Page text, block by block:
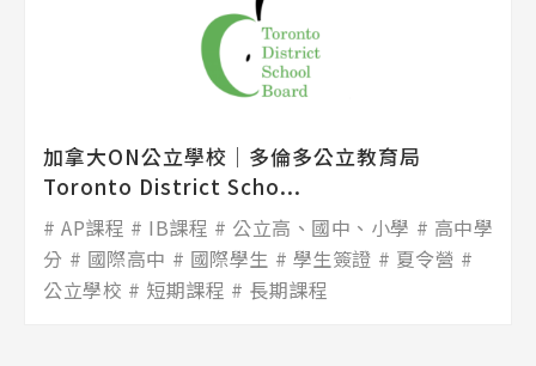
加拿大ON公立學校│多倫多公立教育局
Toronto District Scho...
AP課程 IB課程 公立高、國中、小學
高中學
分
國際高中 國際學生 學生簽證
夏令營
公立學校
短期課程 長期課程